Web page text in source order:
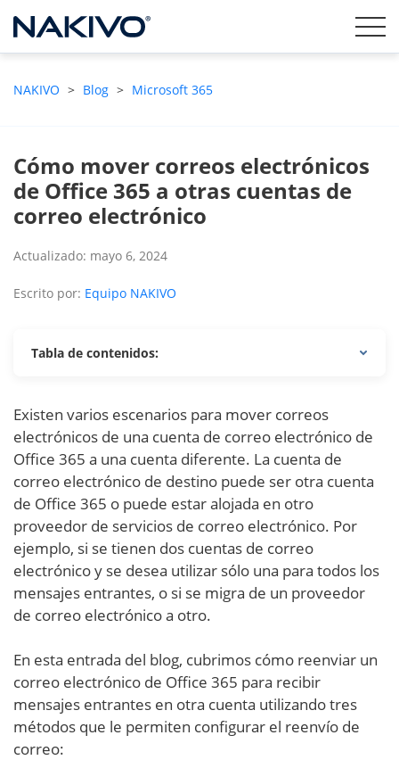
NAKIVO > Blog > Microsoft 365
Cómo mover correos electrónicos
de Office 365 a otras cuentas de
correo electrónico
Actualizado: mayo 6, 2024
Escrito por: Equipo NAKIVO
Tabla de contenidos:
Existen varios escenarios para mover correos
electrónicos de una cuenta de correo electrónico de
Office 365 a una cuenta diferente. La cuenta de
correo electrónico de destino puede ser otra cuenta
de Office 365 o puede estar alojada en otro
proveedor de servicios de correo electrónico. Por
ejemplo, si se tienen dos cuentas de correo
electrónico y se desea utilizar sólo una para todos los
mensajes entrantes, o si se migra de un proveedor
de correo electrónico a otro.
En esta entrada del blog, cubrimos cómo reenviar un
correo electrónico de Office 365 para recibir
mensajes entrantes en otra cuenta utilizando tres
métodos que le permiten configurar el reenvío de
correo: